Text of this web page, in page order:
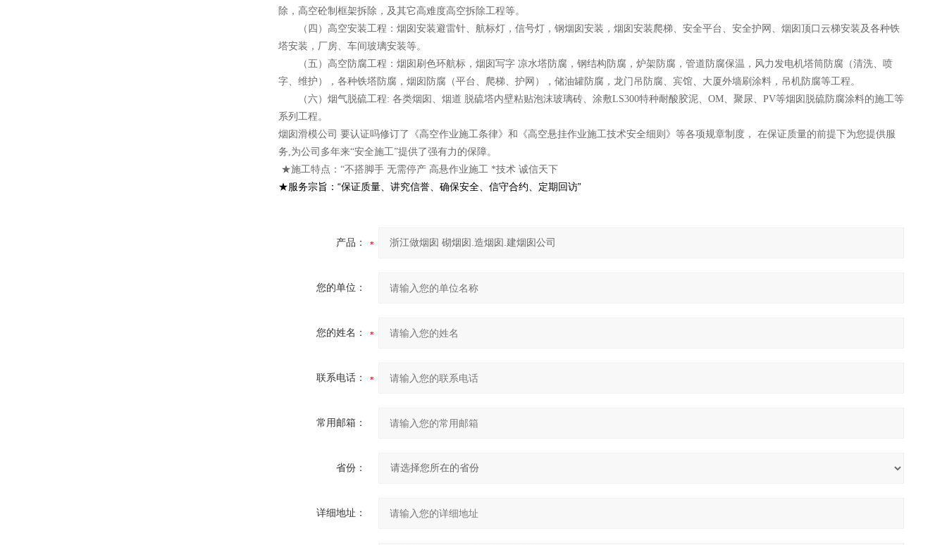
除，高空砼制框架拆除，及其它高难度高空拆除工程等。
（四）高空安装工程：烟囱安装避雷针、航标灯，信号灯，钢烟囱安装，烟囱安装爬梯、安全平台、安全护网、烟囱顶口云梯安装及各种铁
塔安装，厂房、车间玻璃安装等。
（五）高空防腐工程：烟囱刷色环航标，烟囱写字 凉水塔防腐，钢结构防腐，炉架防腐，管道防腐保温，风力发电机塔筒防腐（清洗、喷
字、维护），各种铁塔防腐，烟囱防腐（平台、爬梯、护网），储油罐防腐，龙门吊防腐、宾馆、大厦外墙刷涂料，吊机防腐等工程。
（六）烟气脱硫工程: 各类烟囱、烟道 脱硫塔内壁粘贴泡沫玻璃砖、涂敷LS300特种耐酸胶泥、OM、聚尿、PV等烟囱脱硫防腐涂料的施工等
系列工程。
烟囱滑模公司 要认证吗修订了《高空作业施工条律》和《高空悬挂作业施工技术安全细则》等各项规章制度， 在保证质量的前提下为您提供服
务,为公司多年来“安全施工”提供了强有力的保障。
★施工特点：“不搭脚手 无需停产 高悬作业施工 *技术 诚信天下
★服务宗旨：“保证质量、讲究信誉、确保安全、信守合约、定期回访”
产品：
您的单位：
您的姓名：
联系电话：
常用邮箱：
省份：
详细地址：